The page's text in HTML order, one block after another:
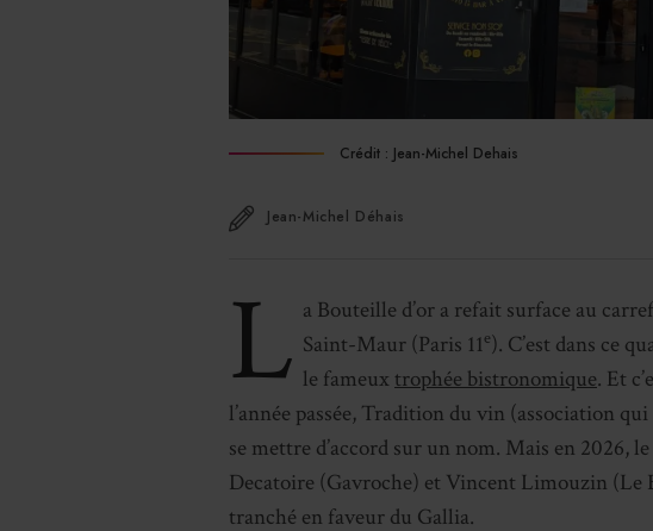
Crédit : Jean-Michel Dehais
Jean-Michel Déhais
L a Bouteille d’or a refait surface au
Saint-Maur (Paris 11e). C’est dans ce
le fameux trophée bistronomique. Et
l’année passée, Tradition du vin (association
se mettre d’accord sur un nom. Mais en 2026,
Decatoire (Gavroche) et Vincent Limouzin (Le
tranché en faveur du Gallia.